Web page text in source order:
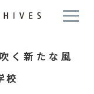
く新たな風
校